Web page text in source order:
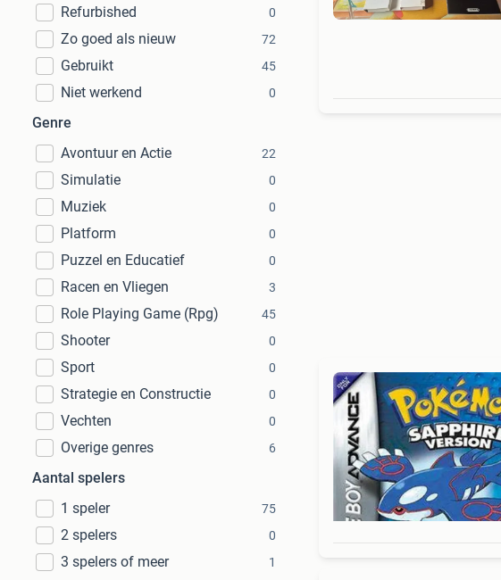
Refurbished 0
Zo goed als nieuw 72
Gebruikt 45
Niet werkend 0
Genre
Avontuur en Actie
22
Simulatie 0
Muziek 0
Platform 0
Puzzel en Educatief 0
Racen en Vliegen 3
Role Playing Game (Rpg) 45
Shooter 0
Sport 0
Strategie en Constructie 0
Vechten 0
Overige genres 6
Aantal spelers
1 speler
75
2 spelers 0
3 spelers of meer 1